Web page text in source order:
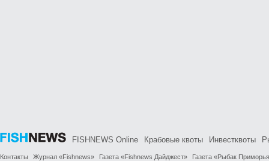
FISHNEWS Online Крабовые квоты Инвестквоты
Контакты Журнал «Fishnews» Газета «Fishnews Дайджест»
Газета «Рыбак